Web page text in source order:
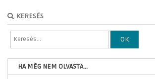
KERESÉS
OK
HA MÉG NEM OLVASTA...